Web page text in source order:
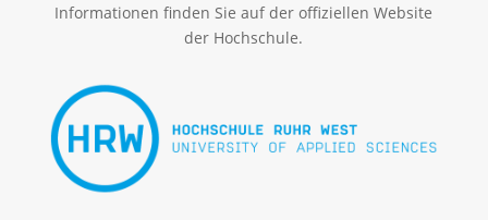
Informationen finden Sie auf der offiziellen Website
der Hochschule.